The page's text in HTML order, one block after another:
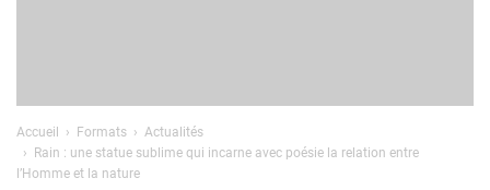
Accueil Formats
Actualités
Rain : une statue sublime qui incarne avec poésie la relation entre
l’Homme et la nature